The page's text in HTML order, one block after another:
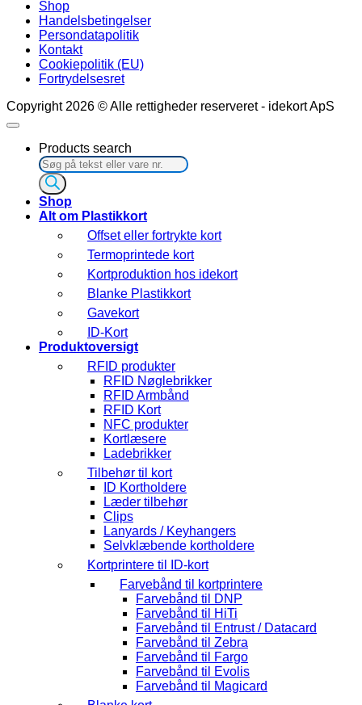
Shop
Handelsbetingelser
Persondatapolitik
Kontakt
Cookiepolitik (EU)
Fortrydelsesret
Copyright 2026 © Alle rettigheder reserveret - idekort ApS
Products search
Shop
Alt om Plastikkort
Offset eller fortrykte kort
Termoprintede kort
Kortproduktion hos idekort
Blanke Plastikkort
Gavekort
ID-Kort
Produktoversigt
RFID produkter
RFID Nøglebrikker
RFID Armbånd
RFID Kort
NFC produkter
Kortlæsere
Ladebrikker
Tilbehør til kort
ID Kortholdere
Læder tilbehør
Clips
Lanyards / Keyhangers
Selvklæbende kortholdere
Kortprintere til ID-kort
Farvebånd til kortprintere
Farvebånd til DNP
Farvebånd til HiTi
Farvebånd til Entrust / Datacard
Farvebånd til Zebra
Farvebånd til Fargo
Farvebånd til Evolis
Farvebånd til Magicard